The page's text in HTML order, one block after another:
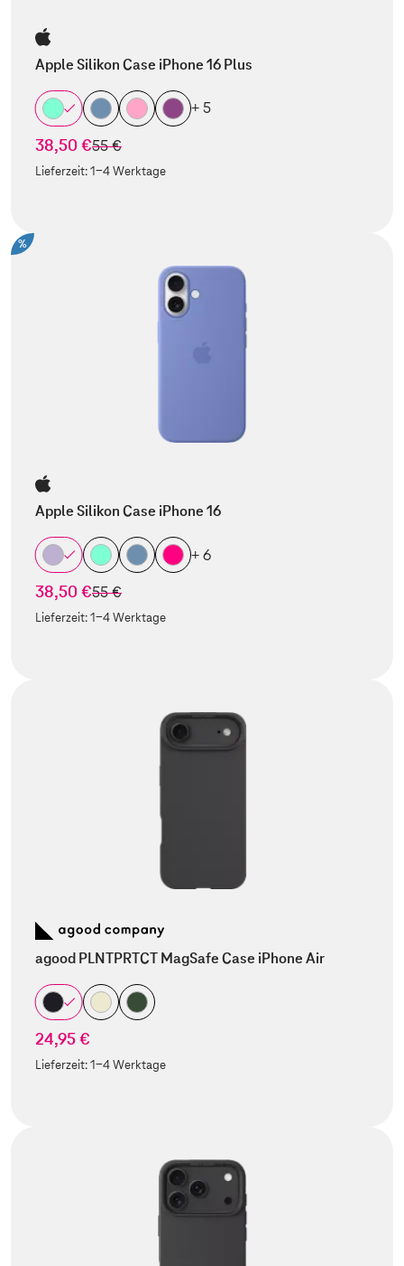
Apple Silikon Case iPhone 16 Plus
+ 5
38,50 €statt
55 €
Lieferzeit:1-4 Werktage
%
Apple Silikon Case iPhone 16
+ 6
38,50 €statt
55 €
Lieferzeit:1-4 Werktage
agood PLNTPRTCT MagSafe Case iPhone Air
24,95 €
Lieferzeit:1-4 Werktage